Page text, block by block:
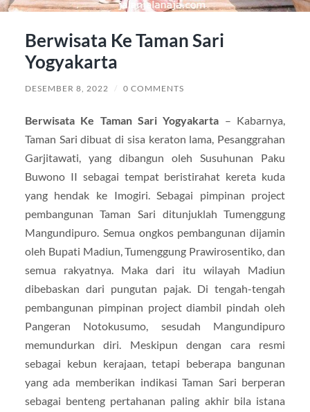
Berwisata Ke Taman Sari
Yogyakarta
DESEMBER 8, 2022 / 0 COMMENTS
Berwisata Ke Taman Sari Yogyakarta – Kabarnya,
Taman Sari dibuat di sisa keraton lama, Pesanggrahan
Garjitawati, yang dibangun oleh Susuhunan Paku
Buwono II sebagai tempat beristirahat kereta kuda
yang hendak ke Imogiri. Sebagai pimpinan project
pembangunan Taman Sari ditunjuklah Tumenggung
Mangundipuro. Semua ongkos pembangunan dijamin
oleh Bupati Madiun, Tumenggung Prawirosentiko, dan
semua rakyatnya. Maka dari itu wilayah Madiun
dibebaskan dari pungutan pajak. Di tengah-tengah
pembangunan pimpinan project diambil pindah oleh
Pangeran Notokusumo, sesudah Mangundipuro
memundurkan diri. Meskipun dengan cara resmi
sebagai kebun kerajaan, tetapi beberapa bangunan
yang ada memberikan indikasi Taman Sari berperan
sebagai benteng pertahanan paling akhir bila istana